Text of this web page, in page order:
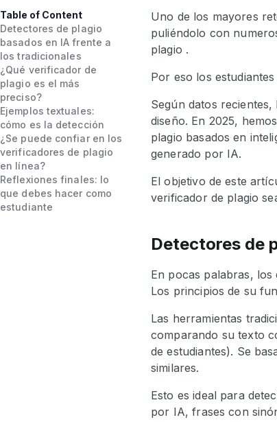
Table of Content
Detectores de plagio
basados en IA frente a
los tradicionales
¿Qué verificador de
plagio es el más
preciso?
Ejemplos textuales:
cómo es la detección
¿Se puede confiar en los
verificadores de plagio
en línea?
Reflexiones finales: lo
que debes hacer como
estudiante
Uno de los mayores
puliéndolo con
plagio .
Por eso los
Según datos
diseño. En 2025,
plagio basados en
generado por IA.
El objetivo de este
verificador de plagio
Detectores de
En pocas palabras,
Los principios de su
Las herramientas
comparando su texto
de estudiantes). Se
similares.
Esto es ideal para
por IA, frases con